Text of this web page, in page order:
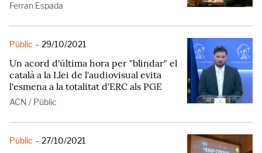
Ferran Espada
Públic - 29/10/2021
Un acord d'última hora per "blindar" el
català a la Llei de l'audiovisual evita
l'esmena a la totalitat d'ERC als PGE
ACN / Públic
Públic - 27/10/2021